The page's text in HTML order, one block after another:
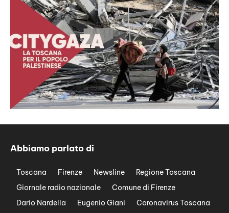
Abbiamo parlato di
Toscana Firenze Newsline
Regione Toscana
Giornale radio nazionale
Comune di Firenze
Dario Nardella
Eugenio Giani
Coronavirus Toscana